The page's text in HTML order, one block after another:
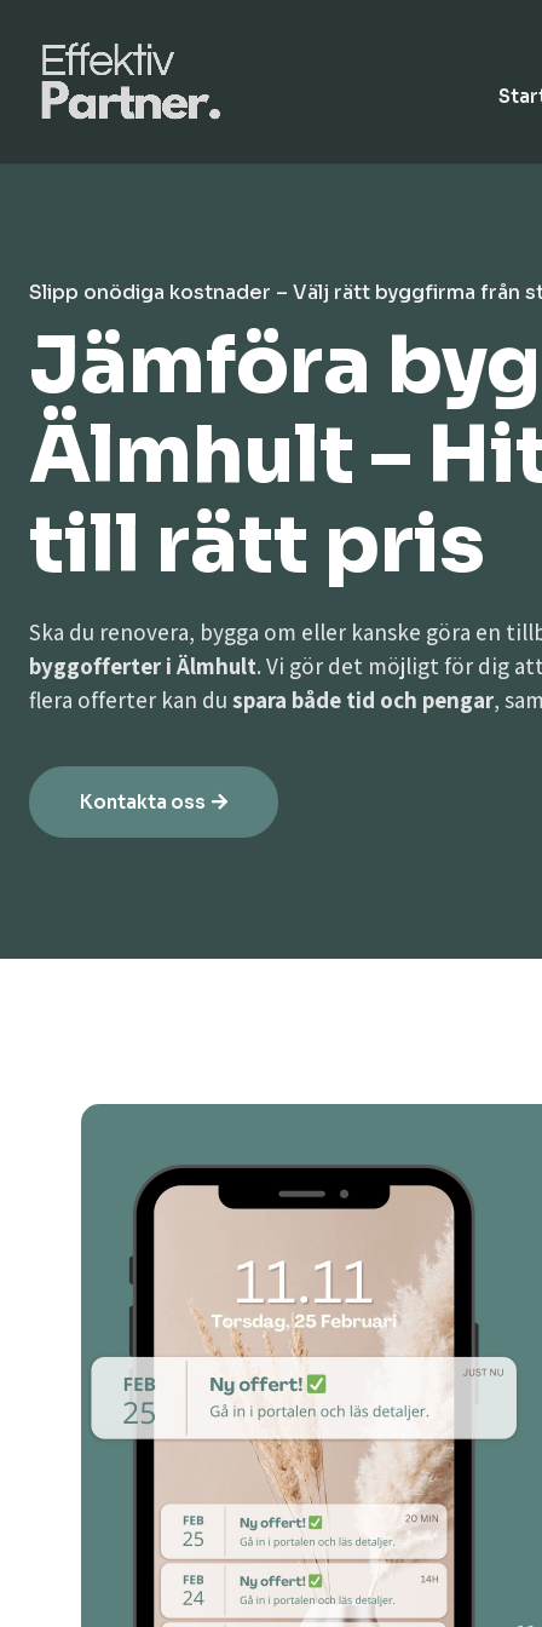
Slipp onödiga kostnader – Välj rätt byggfirma från
Jämföra
Älmhult –
till rätt pris
Ska du renovera, bygga om eller kanske göra en
byggofferter i Älmhult. Vi gör det möjligt för dig
flera offerter kan du spara både tid och pengar,
Kontakta oss